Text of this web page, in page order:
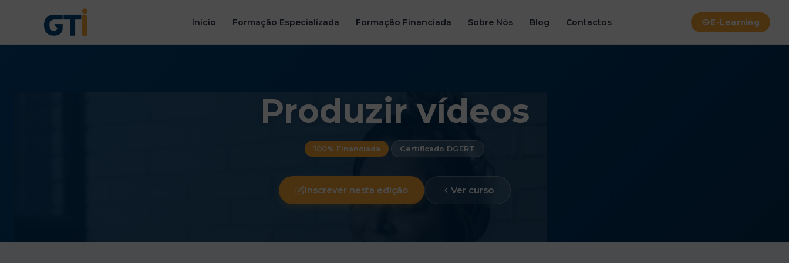
Início Formação Especializada Formação Financiada Sobre Nós Blog Contactos E-Learning
Produzir vídeos
100% Financiada Certificado DGERT
Inscrever nesta edição Ver curso